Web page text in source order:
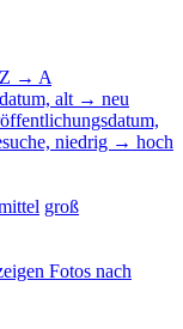
Z → A
alt → neu
niedrig → hoch
groß
Fotos nach